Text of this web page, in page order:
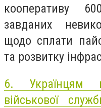
кооперативу
завданих
щодо сплати
та розвитку
6.
військової